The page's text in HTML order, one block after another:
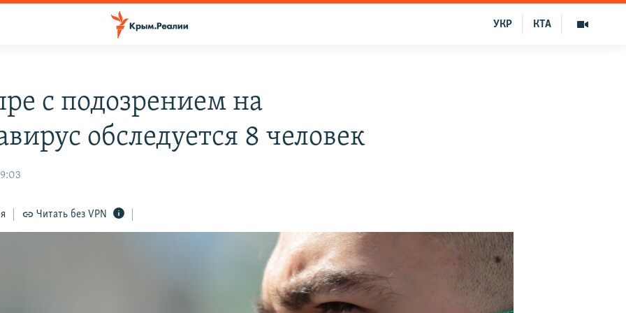
КТА
УКР
с подозрением на
обследуется 8 человек
Читать без VPN